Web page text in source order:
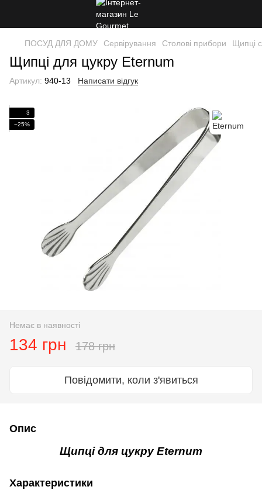
ПОСУД ДЛЯ ДОМУ Сервірування Столові прибори Щипці
Щипці для цукру Eternum
Артикул: 940-13 Написати відгук
3
−25%
Немає в наявності
134 грн 178 грн
Повідомити, коли з'явиться
Опис
Щипці для цукру Eternum
Характеристики